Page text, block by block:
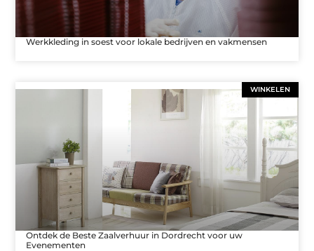
Werkkleding in soest voor lokale bedrijven en vakmensen
WINKELEN
Ontdek de Beste Zaalverhuur in Dordrecht voor uw
Evenementen